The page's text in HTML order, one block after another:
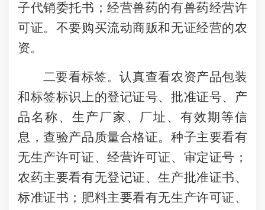
子代销委托书；经营兽药的有兽药经营许
可证。 不要购买流动商贩和无证经营的农
资。
二要看标签。认真查看农资产品包装
和标签标识上的登记证号、批准证号、产
品名称、生产厂家、厂址、有效期等信
息，查验产品质量合格证。种子主要看有
无生产许可证、经营许可证、审定证号；
农药主要看有无登记证、生产批准证书、
标准证书；肥料主要看有无生产许可证、